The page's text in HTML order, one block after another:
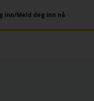
inn/Meld deg inn nå